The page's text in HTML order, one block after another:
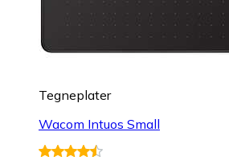
Tegneplater
Wacom Intuos Small